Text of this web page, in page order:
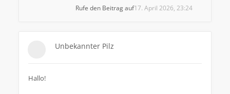
17. April 2026, 23:24
Rufe den Beitrag auf
Unbekannter Pilz
Hallo!